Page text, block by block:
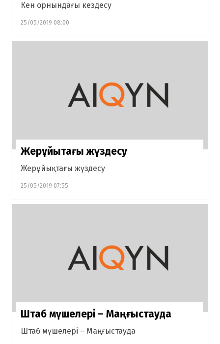
Кен орнындағы кездесу
25/05/2019 08:00
Жерұйықтағы жүздесу
Жерұйықтағы жүздесу
25/05/2019 07:55
Штаб мүшелері – Маңғыстауда
Штаб мүшелері – Маңғыстауда